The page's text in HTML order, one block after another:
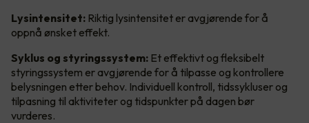
Lysintensitet: Riktig lysintensitet er avgjørende for å
oppnå ønsket effekt.
Syklus og styringssystem: Et effektivt og fleksibelt
styringssystem er avgjørende for å tilpasse og kontrollere
belysningen etter behov. Individuell kontroll, tidssykluser og
tilpasning til aktiviteter og tidspunkter på dagen bør
vurderes.